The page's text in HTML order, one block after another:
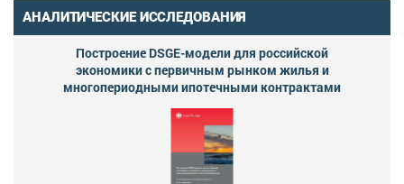
АНАЛИТИЧЕСКИЕ ИССЛЕДОВАНИЯ
Построение DSGE-модели для российской
экономики с первичным рынком жилья и
многопериодными ипотечными контрактами